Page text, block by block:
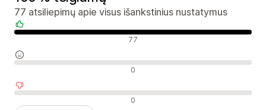
77 atsiliepimų apie visus išankstinius nustatymus
Teigiami atsiliepimai 77
Neutralūs atsiliepimai 0
Neigiami atsiliepimai 0